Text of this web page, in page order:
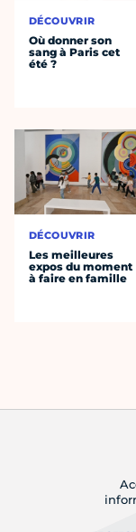
DÉCOUVRIR
Où donner son
sang à Paris cet
été ?
DÉCOUVRIR
Les meilleures
expos du moment
à faire en famille